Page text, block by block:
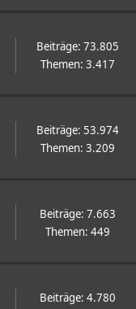
Beiträge: 73.805
Themen: 3.417
Beiträge: 53.974
Themen: 3.209
Beiträge: 7.663
Themen: 449
Beiträge: 4.780